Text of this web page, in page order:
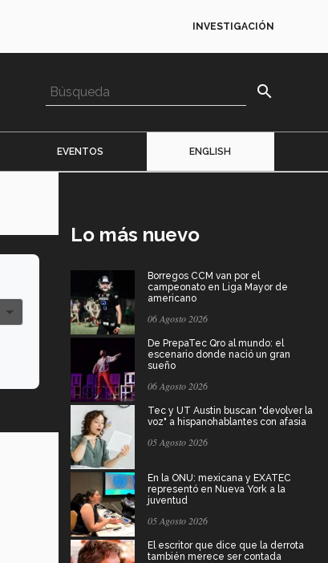
INVESTIGACIÓN
search
EVENTOS ENGLISH
Lo más nuevo
Borregos CCM van por el
campeonato en Liga Mayor de
americano
06 Agosto 2026
De PrepaTec Qro al mundo: el
escenario donde nació un gran
sueño
06 Agosto 2026
Tec y UT Austin buscan "devolver la
voz" a hispanohablantes con afasia
05 Agosto 2026
En la ONU: mexicana y EXATEC
representó en Nueva York a la
juventud
05 Agosto 2026
El escritor que dice que la derrota
también merece ser contada